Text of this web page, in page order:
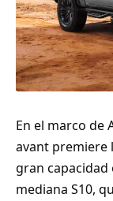
En el marco de
avant premiere
gran capacidad
mediana S10,